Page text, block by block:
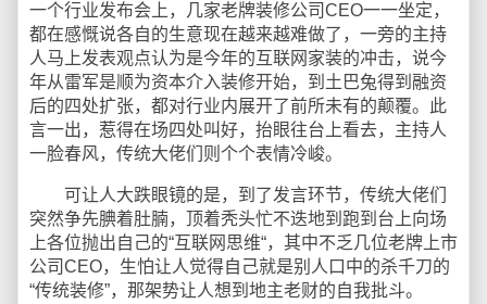
一个行业发布会上，几家老牌装修公司CEO一一坐定，
都在感慨说各自的生意现在越来越难做了，一旁的主持
人马上发表观点认为是今年的互联网家装的冲击，说今
年从雷军是顺为资本介入装修开始，到土巴兔得到融资
后的四处扩张，都对行业内展开了前所未有的颠覆。此
言一出，惹得在场四处叫好，抬眼往台上看去，主持人
一脸春风，传统大佬们则个个表情冷峻。
可让人大跌眼镜的是，到了发言环节，传统大佬们
突然争先腆着肚腩，顶着秃头忙不迭地到跑到台上向场
上各位抛出自己的“互联网思维“，其中不乏几位老牌上市
公司CEO，生怕让人觉得自己就是别人口中的杀千刀的
“传统装修”，那架势让人想到地主老财的自我批斗。